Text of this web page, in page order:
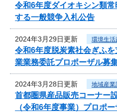
令和6年度ダイオキシン類
する一般競争入札公告
2024年3月29日更新 環境生活
令和6年度脱炭素社会ぎふ
業業務委託プロポーザル募
2024年3月28日更新 地域産業
首都圏県産品販売コーナー
（令和6年度事業）プロポ